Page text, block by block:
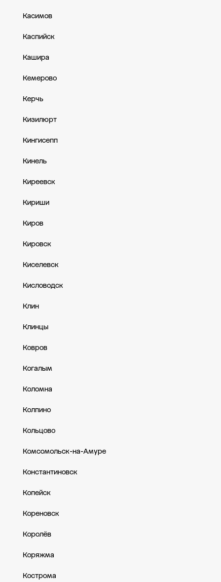
Касимов
Каспийск
Кашира
Кемерово
Керчь
Кизилюрт
Кингисепп
Кинель
Киреевск
Кириши
Киров
Кировск
Киселевск
Кисловодск
Клин
Клинцы
Ковров
Когалым
Коломна
Колпино
Кольцово
Комсомольск-на-Амуре
Константиновск
Копейск
Кореновск
Королёв
Коряжма
Кострома